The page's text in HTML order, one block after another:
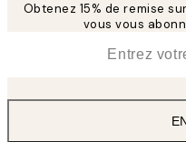
Obtenez 15% de remise
vous vous